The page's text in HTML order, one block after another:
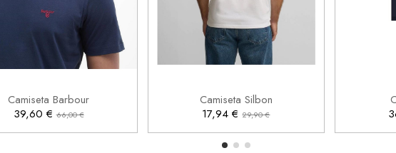
Camiseta Barbour
39,60 €66,00 €
2XL 3XL
 Añadir al carrito
Camiseta Silbon
17,94 €29,90 €
XL
 Añadir al carrito 